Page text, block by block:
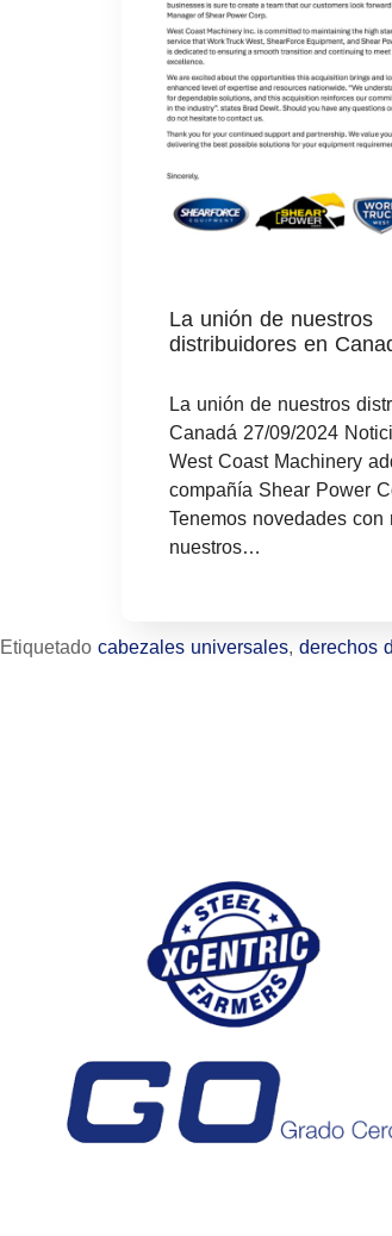
La unión de nuestros
distribuidores en
La unión de nuestros
Canadá 27/09/2024
West Coast Machinery
compañía Shear Power
Tenemos novedades con
nuestros…
Etiquetado cabezales universales, derechos